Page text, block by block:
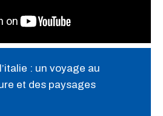
: un voyage au
et des paysages